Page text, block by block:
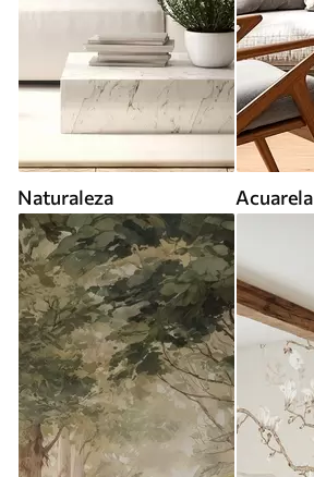
Naturaleza Acuarela